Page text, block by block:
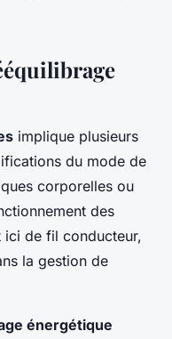
implique plusieurs
du mode de
corporelles ou
des
ici de fil conducteur,
la gestion de
énergétique